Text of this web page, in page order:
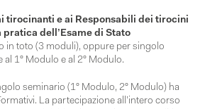
tirocinanti e ai Responsabili dei tirocini
dell’Esame di Stato
in toto (3 moduli), oppure per singolo
1° Modulo e al 2° Modulo.
seminario (1° Modulo, 2° Modulo) ha
La partecipazione all’intero corso